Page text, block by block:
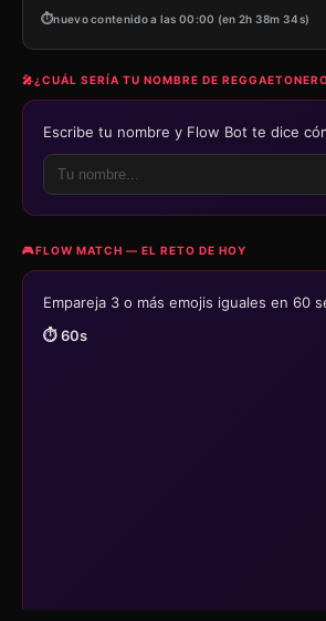
nuevo contenido a las 00:00 (en 2h 38m 34s)
🎤¿CUÁL SERÍA TU NOMBRE DE
Escribe tu nombre y Flow Bot te dice
🎮FLOW MATCH — EL RETO DE HOY
Empareja 3 o más emojis iguales en 60
⏱️60s